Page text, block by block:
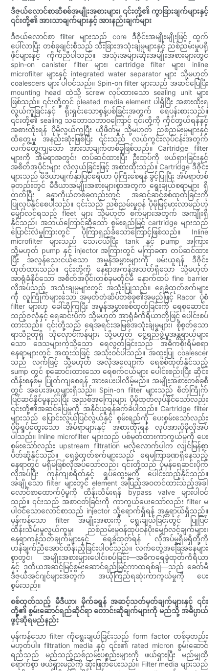
ဒီဇယ်လောင်စာဆီစစ်အမျိုးအစားများ၊ ၎င်းတို့၏ ကွာခြားချက်များနှင့်
၎င်းတို့၏ အားသာချက်များနှင့် အားနည်းချက်များ
ဒီဇယ်လောင်စာ filter များသည် core ဒီဇိုင်းအမျိုးမျိုးဖြင့် ထွက်
ပေါ်လာပြီး တစ်ခုချင်းစီသည် သီးခြားအသုံးချမှုများနှင့် ညစ်ညမ်းမှုပရို
ဖိုင်များနှင့် ကိုက်ညီပါသည်။ အသုံးအများဆုံးအမျိုးအစားများတွင်
spin-on canister filter များ၊ cartridge filter များ၊ inline
microfilter များနှင့် integrated water separator များ သို့မဟုတ်
coalescers များ ပါဝင်သည်။ Spin-on filter များသည် အဆင်ပြေပြီး
mounting head ထဲသို့ screw လုပ်ထားသော sealing unit များ
ဖြစ်သည်။ ၎င်းတို့တွင် pleated media element ပါရှိပြီး အစားထိုးရ
လွယ်ကူခြင်းနှင့် ရိုးရှင်းသောစွန့်ပစ်ခြင်းအတွက် ရေပန်းစားသည်။
၎င်းတို့၏ sealing သဘောသဘာဝကြောင့် ၎င်းတို့ကို ကိုင်တွယ်ရန်နှင့်
အစားထိုးရန် ပိုမိုလွယ်ကူပြီး ယိုဖိတ်မှု သို့မဟုတ် ညစ်ညမ်းမှုများနှင့်
ထိတွေ့မှု အနည်းဆုံးဖြစ်ပြီး ၎င်းသည် လယ်ကွင်းလုပ်ငန်းအတွက်
လက်တွေ့ကျသော အားသာချက်တစ်ခုဖြစ်သည်။ Cartridge filter
များကို အိမ်ရာအတွင်း တပ်ဆင်ထားပြီး ဦးထုပ်ကို ဖယ်ရှားခြင်းနှင့်
အစိတ်အပိုင်းများ လဲလှယ်ခြင်းဖြင့် အစားထိုးသည်။ Cartridge ဒီဇိုင်း
များသည် မီဒီယာမျက်နှာပြင်ဧရိယာ ပိုကြီးစေရန် ခွင့်ပြုပြီး အိမ်ရာတစ်
ခုတည်းတွင် မီဒီယာအမျိုးအစားများစွာအတွက် ရွေးချယ်စရာများ ရှိ
တတ်ပြီး ခန္ဓာကိုယ်တစ်ခုတည်းတွင် အဆင့်ဆင့်စစ်ထုတ်ခြင်းကို
ပြုလုပ်နိုင်စေပါသည်။ ၎င်းသည် ညစ်ညမ်းမှုဝန် ပိုမိုမြင့်မားလာမည်ဟု
မျှော်လင့်ရသည့် fleet များ သို့မဟုတ် စက်များအတွက် အကျိုးရှိ
နိုင်သည်၊ အဘယ်ကြောင့်ဆိုသော် စွမ်းရည်မြင့် cartridge များသည်
ပြောင်းလဲမှုကြားတွင် ပိုကြာရှည်ခံသောကြောင့်ဖြစ်သည်။ Inline
microfilter များသည် သေးငယ်ပြီး tank နှင့် pump အကြား
သို့မဟုတ် pump နှင့် injector အကြားတွင် မကြာခဏ တပ်ဆင်ထား
ပြီး အလွန်သေးငယ်သော အမှုန်အမွှားများကို ဖမ်းယူရန် ဒီဇိုင်း
ထုတ်ထားသည်။ ၎င်းတို့ကို နေရာအကန့်အသတ်ရှိသော သို့မဟုတ်
အာရုံခံနိုင်သော အစိတ်အပိုင်းတစ်ခုမတိုင်မီ နောက်ထပ် fine barrier
လိုအပ်သည့် အသုံးချမှုများတွင် အသုံးပြုသည်။ ရေခွဲထုတ်စက်များ
ကို လူကြိုက်များသော အမှတ်တံဆိပ်တစ်ခု၏အမည်ဖြင့် Racor ပုံစံ
filter များဟု ခေါ်ဆိုကြပြီး အမှုန်အမွှားစစ်ထုတ်ခြင်းကို ရေစုဆောင်း
သည့်ဇလုံနှင့် ရေဆင်းပိုက် သို့မဟုတ် အာရုံခံကိရိယာတို့ဖြင့် ပေါင်းစပ်
ထားသည်။ ၎င်းတို့သည် ရေအရင်းအမြစ်အသုံးချမှုများ၊ စိုစွတ်သော
ရာသီဥတုရှိ သိုလှောင်ကန်များ သို့မဟုတ် ငွေ့ရည်ဖွဲ့မှုအန္တရာယ်များ
သော ဒေသများကဲ့သို့သော ရေလွတ်ခြင်းသည် အဓိကစိုးရိမ်စရာ
နေရာများတွင် အထူးသဖြင့် အသုံးဝင်ပါသည်။ အထူးပြု coalescer
သည် လက်ဖြင့် သို့မဟုတ် အလိုအလျောက် ရေစစ်ထုတ်နိုင်သည့်
sump တွင် စုဆောင်းထားသော ရေစက်ငယ်များ ပေါင်းစည်းပြီး ဆိုင်း
ထိန်းစနစ်မှ ပြုတ်ကျစေရန် အားပေးပါလိမ့်မည်။ အမျိုးအစားတစ်ခုစီ
တွင် အပေးအယူများရှိသည်။ Spin-on filter များသည် စိတ်ကြိုက်
ပြင်ဆင်နိုင်မှုနည်းပြီး အညစ်အကြေးများ ပိုမိုထုတ်လုပ်နိုင်သော်လည်း
၎င်းတို့၏အဆင်ပြေမှုကို အနိုင်ယူရန်ခက်ခဲပါသည်။ Cartridge filter
များသည် ပြောင်းလွယ်ပြင်လွယ်နှင့် စွမ်းရည်ကို ပေးစွမ်းသော်လည်း
ပိုမိုရှုပ်ထွေးသော အိမ်ရာများနှင့် အစားထိုးရန် လုပ်အားပိုမိုလိုအပ်
ပါသည်။ Inline microfilter များသည် ပစ်မှတ်ထားကာကွယ်မှုကို ပေး
စွမ်းသော်လည်း upstream filtration မလုံလောက်ပါက လျင်မြန်စွာ
ပိတ်ဆို့နိုင်သည်။ ရေခွဲထုတ်စက်များသည် ရေမကြာခဏရှိနေသည့်
နေရာတွင် မရှိမဖြစ်လိုအပ်သော်လည်း ၎င်းတို့သည် ပုံမှန်ရေဆင်းပိုက်
လိုအပ်ပြီး ကုန်ကျစရိတ်နှင့် ရှုပ်ထွေးမှုကို ပေါင်းထည့်နိုင်သည်။
အချို့သော filter များတွင် element အပြည့်အဝတင်ထားသည့်အခါ
လောင်စာထောက်ပံ့မှုကို ထိန်းသိမ်းရန် bypass valve များပါဝင်
သည်။ ၎င်းသည် အစာငတ်ခြင်းကို ကာကွယ်ပေးသော်လည်း filter မ
ပါဝင်သောလောင်စာသည် injector သို့ရောက်ရှိရန် အန္တရာယ်ရှိသည်။
မှန်ကန်သော filter အမျိုးအစားကို ရွေးချယ်ခြင်းတွင် ပြုပြင်
ထိန်းသိမ်းမှုလွယ်ကူမှု၊ ညစ်ညမ်းမှုဝန်ထုပ်ဝန်ပိုးမျှော်လင့်ချက်များ၊
နေရာကန့်သတ်ချက်များနှင့် ရေခွဲထုတ်ရန် လိုအပ်မှုရှိမရှိတို့ကို
ဟန်ချက်ညီအောင်ထိန်းညှိခြင်းပါဝင်သည်။ လက်တွေ့အခြေအနေများ
စွာတွင်၊ အမျိုးအစားများပေါင်းစပ်ခြင်း—အဓိကရေခွဲထုတ်ကိရိယာ
နှင့် ဒုတိယအဆင့်မြင့်စွမ်းဆောင်ရည်မြင့်ကာထရစ်ချ်—သည် ခေတ်မီ
ဒီဇယ်အင်ဂျင်များအတွက် အယုံကြည်ရဆုံးကာကွယ်မှုကို ပေး
စွမ်းသည်။
စစ်ထုတ်သည့် မီဒီယာ၊ မိုက်ခရွန် အဆင့်သတ်မှတ်ချက်များနှင့် ၎င်း
တို့၏ စွမ်းဆောင်ရည်ဆိုင်ရာ တောင်းဆိုချက်များကို မည်သို့ အဓိပ္ပာယ်
ဖွင့်ဆိုရမည်နည်း
မှန်ကန်သော filter ကိုရွေးချယ်ခြင်းသည် form factor တစ်ခုတည်း
မဟုတ်ပါ။ filtration media နှင့် ၎င်း၏ rated micron စွမ်းဆောင်
ရည်သည် မည်သည့်ညစ်ညမ်းပစ္စည်းများကို ဖယ်ရှားပြီး မည်မျှထိ
ရောက်စွာ ဖယ်ရှားမည်ကို ဆုံးဖြတ်ပေးသည်။ Filter media များသည်